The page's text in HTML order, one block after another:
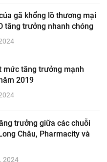
gã khổng lồ thương mại
tăng trưởng nhanh chóng
mức tăng trưởng mạnh
2019
trưởng giữa các chuỗi
Châu, Pharmacity và
2024